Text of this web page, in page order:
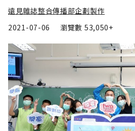
遠見雜誌整合傳播部企劃製作
2021-07-06
瀏覽數 53,050+